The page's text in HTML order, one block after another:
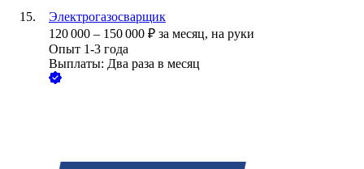
Электрогазосварщик
120 000 – 150 000 ₽ за месяц, на руки
Опыт 1-3 года
Выплаты: Два раза в месяц